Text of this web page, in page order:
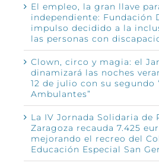
El empleo, la gran llave
independiente: Fundación
impulso decidido a la
las personas con
Clown, circo y magia: el
dinamizará las noches
12 de julio con su segundo
Ambulantes”
La IV Jornada Solidaria de
Zaragoza recauda 7.425
mejorando el recreo del
Educación Especial San